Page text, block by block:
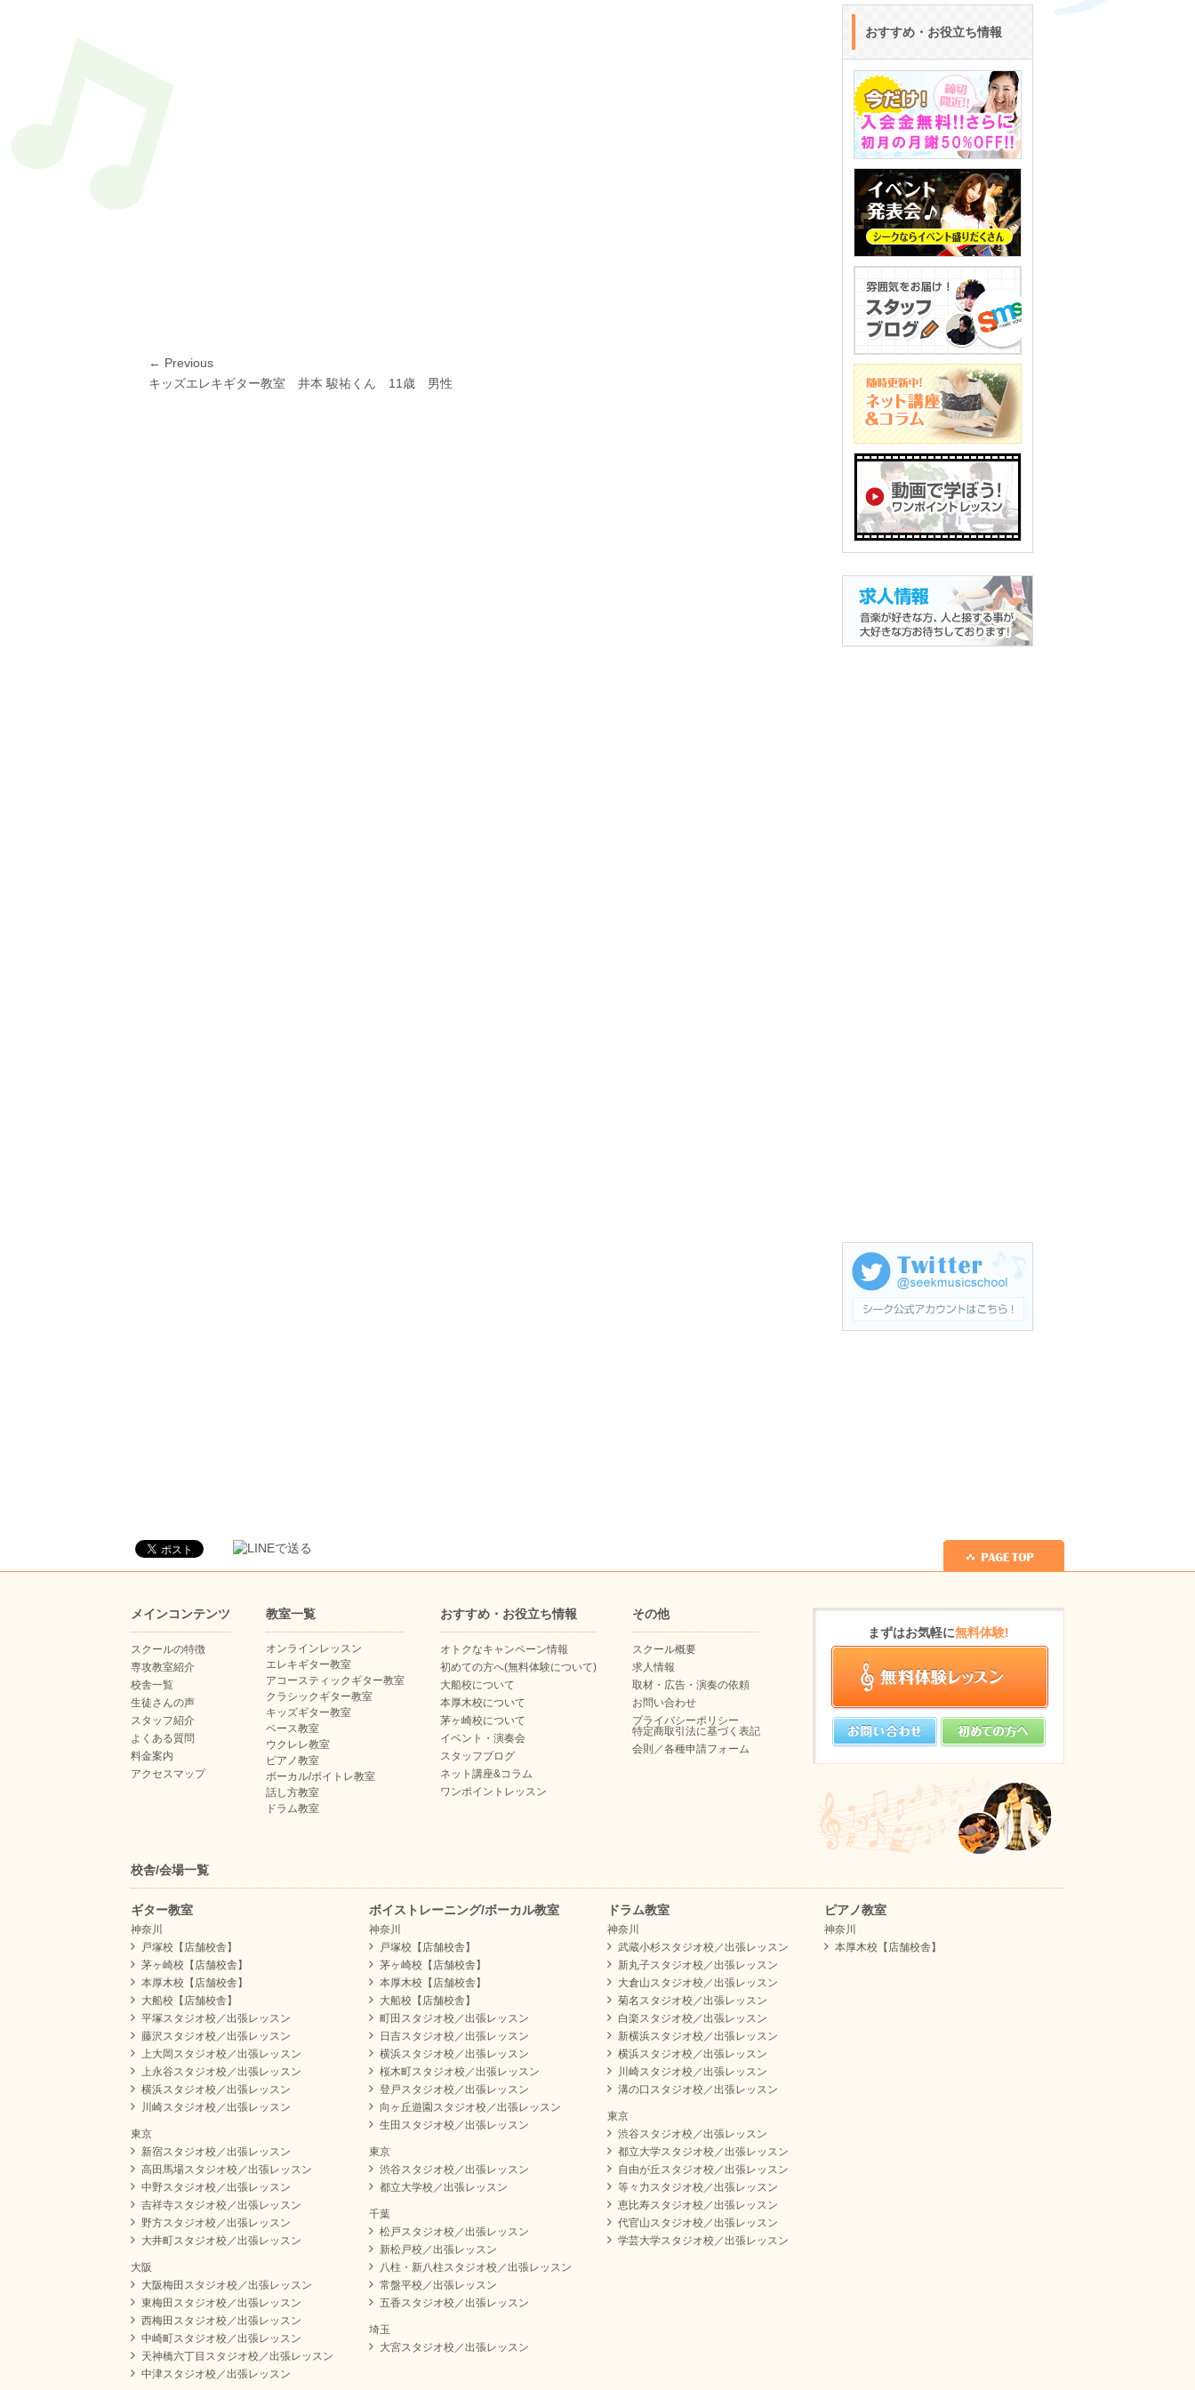
投
← Previous
Previous
キッズエレキギター教室 井本 駿祐くん 11歳 男性
おすすめ・お役立ち情報
メインコンテンツ
スクールの特徴
専攻教室紹介
校舎一覧
生徒さんの声
スタッフ紹介
よくある質問
料金案内
アクセスマップ
教室一覧
オンラインレッスン
エレキギター教室
アコースティックギター教室
クラシックギター教室
キッズギター教室
ベース教室
ウクレレ教室
ピアノ教室
ボーカル/ボイトレ教室
話し方教室
ドラム教室
おすすめ・お役立ち情報
オトクなキャンペーン情報
初めての方へ(無料体験について)
大船校について
本厚木校について
茅ヶ崎校について
イベント・演奏会
スタッフブログ
ネット講座&コラム
ワンポイントレッスン
その他
スクール概要
求人情報
取材・広告・演奏の依頼
お問い合わせ
プライバシーポリシー
特定商取引法に基づく表記
会則／各種申請フォーム
まずはお気軽に無料体験!
校舎/会場一覧
ギター教室
神奈川
戸塚校【店舗校舎】
茅ヶ崎校【店舗校舎】
本厚木校【店舗校舎】
大船校【店舗校舎】
平塚スタジオ校／出張レッスン
藤沢スタジオ校／出張レッスン
上大岡スタジオ校／出張レッスン
上永谷スタジオ校／出張レッスン
横浜スタジオ校／出張レッスン
川崎スタジオ校／出張レッスン
東京
新宿スタジオ校／出張レッスン
高田馬場スタジオ校／出張レッスン
中野スタジオ校／出張レッスン
吉祥寺スタジオ校／出張レッスン
野方スタジオ校／出張レッスン
大井町スタジオ校／出張レッスン
大阪
大阪梅田スタジオ校／出張レッスン
東梅田スタジオ校／出張レッスン
西梅田スタジオ校／出張レッスン
中崎町スタジオ校／出張レッスン
天神橋六丁目スタジオ校／出張レッスン
中津スタジオ校／出張レッスン
ボイストレーニング/ボーカル教室
神奈川
戸塚校【店舗校舎】
茅ヶ崎校【店舗校舎】
本厚木校【店舗校舎】
大船校【店舗校舎】
町田スタジオ校／出張レッスン
日吉スタジオ校／出張レッスン
横浜スタジオ校／出張レッスン
桜木町スタジオ校／出張レッスン
登戸スタジオ校／出張レッスン
向ヶ丘遊園スタジオ校／出張レッスン
生田スタジオ校／出張レッスン
東京
渋谷スタジオ校／出張レッスン
都立大学校／出張レッスン
千葉
松戸スタジオ校／出張レッスン
新松戸校／出張レッスン
八柱・新八柱スタジオ校／出張レッスン
常盤平校／出張レッスン
五香スタジオ校／出張レッスン
埼玉
大宮スタジオ校／出張レッスン
ドラム教室
神奈川
武蔵小杉スタジオ校／出張レッスン
新丸子スタジオ校／出張レッスン
大倉山スタジオ校／出張レッスン
菊名スタジオ校／出張レッスン
白楽スタジオ校／出張レッスン
新横浜スタジオ校／出張レッスン
横浜スタジオ校／出張レッスン
川崎スタジオ校／出張レッスン
溝の口スタジオ校／出張レッスン
東京
渋谷スタジオ校／出張レッスン
都立大学スタジオ校／出張レッスン
自由が丘スタジオ校／出張レッスン
等々力スタジオ校／出張レッスン
恵比寿スタジオ校／出張レッスン
代官山スタジオ校／出張レッスン
学芸大学スタジオ校／出張レッスン
ピアノ教室
神奈川
本厚木校【店舗校舎】